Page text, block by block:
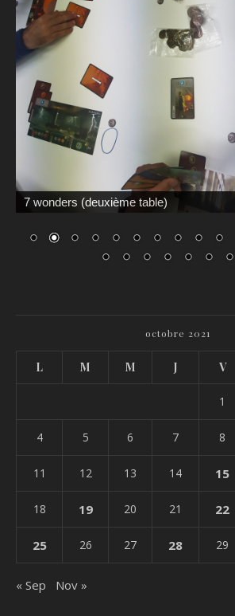
7 wonders (deuxième table)
octobre 2021
L M M J V
1
4 5 6 7 8
11 12 13 14 15
18 19 20 21 22
25 26 27 28 29
« Sep Nov »